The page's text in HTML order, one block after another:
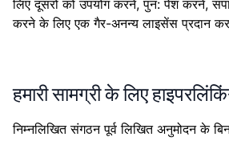
लिए दूसरों को उपयोग करने, पुन: पेश करने,
करने के लिए एक गैर-अनन्य लाइसेंस प्रदान
हमारी सामग्री के लिए
निम्नलिखित संगठन पूर्व लिखित अनुमोदन के